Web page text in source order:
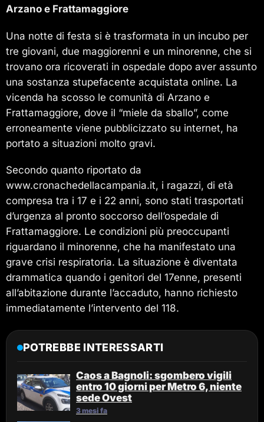
Arzano e Frattamaggiore
Una notte di festa si è trasformata in un incubo per
tre giovani, due maggiorenni e un minorenne, che si
trovano ora ricoverati in ospedale dopo aver assunto
una sostanza stupefacente acquistata online. La
vicenda ha scosso le comunità di Arzano e
Frattamaggiore, dove il “miele da sballo”, come
erroneamente viene pubblicizzato su internet, ha
portato a situazioni molto gravi.
Secondo quanto riportato da
www.cronachedellacampania.it, i ragazzi, di età
compresa tra i 17 e i 22 anni, sono stati trasportati
d’urgenza al pronto soccorso dell’ospedale di
Frattamaggiore. Le condizioni più preoccupanti
riguardano il minorenne, che ha manifestato una
grave crisi respiratoria. La situazione è diventata
drammatica quando i genitori del 17enne, presenti
all’abitazione durante l’accaduto, hanno richiesto
immediatamente l’intervento del 118.
POTREBBE INTERESSARTI
Caos a Bagnoli: sgombero vigili
entro 10 giorni per Metro 6, niente
sede Ovest
3 mesi fa